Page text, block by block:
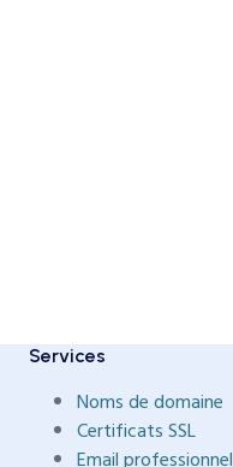
Services
Noms de domaine
Certificats SSL
Email professionnel